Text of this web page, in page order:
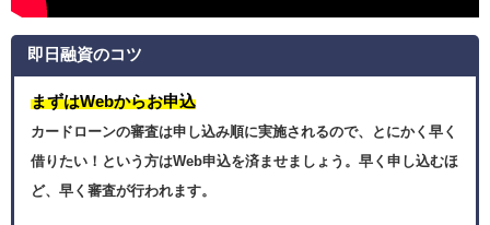
即日融資のコツ
まずはWebからお申込
カードローンの審査は申し込み順に実施されるので、とにかく早く
借りたい！という方はWeb申込を済ませましょう。早く申し込むほ
ど、早く審査が行われます。